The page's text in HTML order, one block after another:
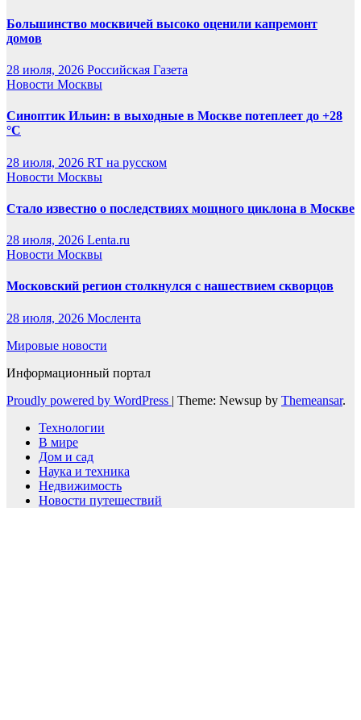
Большинство москвичей высоко оценили капремонт
домов
28 июля, 2026 Российская Газета
Новости Москвы
Синоптик Ильин: в выходные в Москве потеплеет до +28
°C
28 июля, 2026 RT на русском
Новости Москвы
Стало известно о последствиях мощного циклона в Москве
28 июля, 2026 Lenta.ru
Новости Москвы
Московский регион столкнулся с нашествием скворцов
28 июля, 2026 Мослента
Мировые новости
Информационный портал
Proudly powered by WordPress | Theme: Newsup by Themeansar.
Технологии
В мире
Дом и сад
Наука и техника
Недвижимость
Новости путешествий